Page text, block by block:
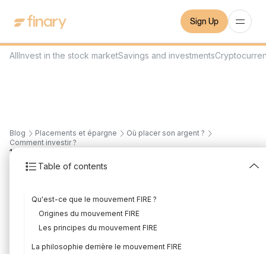
Sign Up
AllInvest in the stock marketSavings and investments
Blog Placements et épargne
Où placer son argent ?
Comment investir ?
Table of contents
Qu'est-ce que le mouvement FIRE ?
Origines du mouvement FIRE
Les principes du mouvement FIRE
La philosophie derrière le mouvement FIRE
10
perfect guide to
frugality and the FIRE